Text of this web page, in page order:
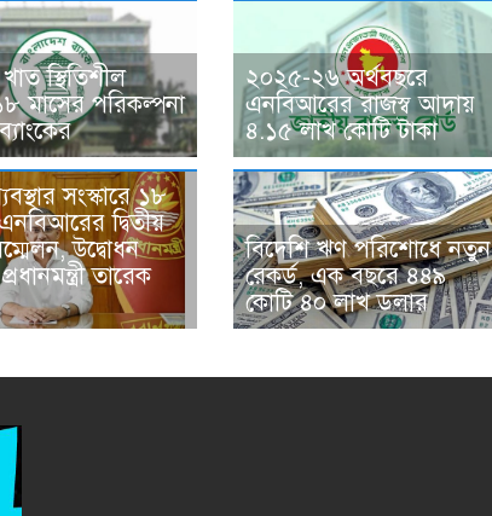
খাত স্থিতিশীল
মাসের পরিকল্পনা
২০২৫-২৬ অর্থবছরে
এনবিআরের রাজস্ব আদায়
৪.১৫ লাখ কোটি টাকা
সংস্কারে ১৮
দ্বিতীয়
উদ্বোধন
তারেক
বিদেশি ঋণ পরিশোধে নতুন
রেকর্ড, এক বছরে ৪৪৯
কোটি ৪০ লাখ ডলার